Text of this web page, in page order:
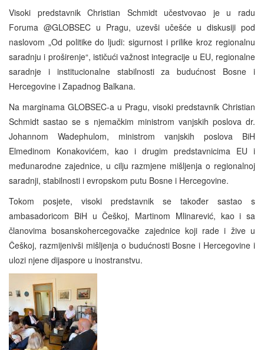
Visoki predstavnik Christian Schmidt učestvovao je u radu
Foruma @GLOBSEC u Pragu, uzevši učešće u diskusiji pod
naslovom „Od politike do ljudi: sigurnost i prilike kroz regionalnu
saradnju i proširenje“, ističući važnost integracije u EU, regionalne
saradnje i institucionalne stabilnosti za budućnost Bosne i
Hercegovine i Zapadnog Balkana.
Na marginama GLOBSEC-a u Pragu, visoki predstavnik Christian
Schmidt sastao se s njemačkim ministrom vanjskih poslova dr.
Johannom Wadephulom, ministrom vanjskih poslova BiH
Elmedinom Konakovićem, kao i drugim predstavnicima EU i
međunarodne zajednice, u cilju razmjene mišljenja o regionalnoj
saradnji, stabilnosti i evropskom putu Bosne i Hercegovine.
Tokom posjete, visoki predstavnik se također sastao s
ambasadoricom BiH u Češkoj, Martinom Mlinarević, kao i sa
članovima bosanskohercegovačke zajednice koji rade i žive u
Češkoj, razmijenivši mišljenja o budućnosti Bosne i Hercegovine i
ulozi njene dijaspore u inostranstvu.